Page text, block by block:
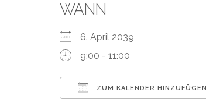
WANN
6. April 2039
9:00 - 11:00
ZUM KALENDER HINZUFÜGEN